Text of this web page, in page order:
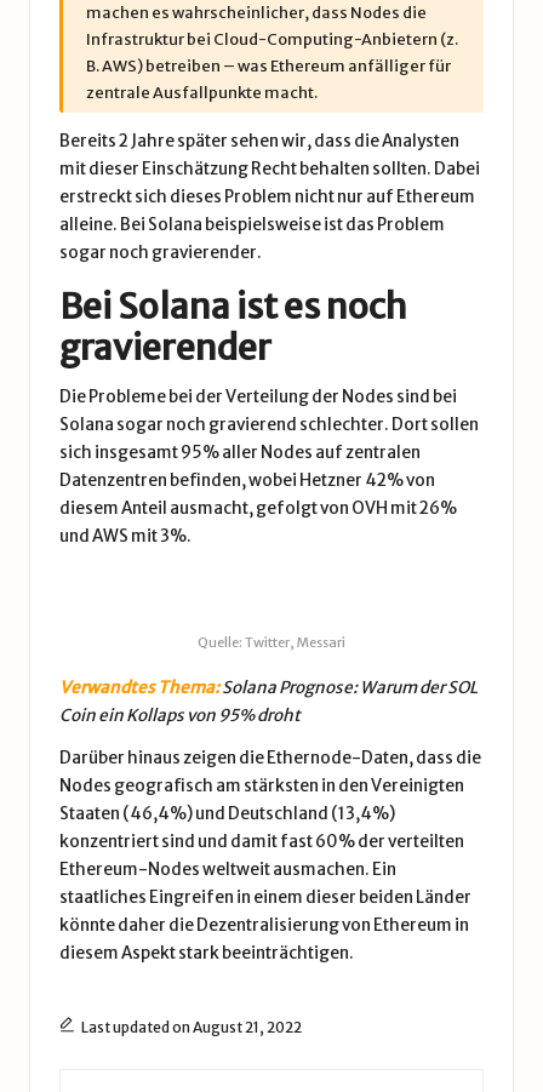
machen es wahrscheinlicher, dass Nodes die
Infrastruktur bei Cloud-Computing-Anbietern (z.
B. AWS) betreiben – was Ethereum anfälliger für
zentrale Ausfallpunkte macht.
Bereits 2 Jahre später sehen wir, dass die Analysten
mit dieser Einschätzung Recht behalten sollten. Dabei
erstreckt sich dieses Problem nicht nur auf Ethereum
alleine. Bei Solana beispielsweise ist das Problem
sogar noch gravierender.
Bei Solana ist es noch
gravierender
Die Probleme bei der Verteilung der Nodes sind bei
Solana sogar noch gravierend schlechter. Dort sollen
sich insgesamt 95% aller Nodes auf zentralen
Datenzentren befinden, wobei Hetzner 42% von
diesem Anteil ausmacht, gefolgt von OVH mit 26%
und AWS mit 3%.
Quelle: Twitter, Messari
Verwandtes Thema:Solana Prognose: Warum der SOL
Coin ein Kollaps von 95% droht
Darüber hinaus zeigen die Ethernode-Daten, dass die
Nodes geografisch am stärksten in den Vereinigten
Staaten (46,4%) und Deutschland (13,4%)
konzentriert sind und damit fast 60% der verteilten
Ethereum-Nodes weltweit ausmachen. Ein
staatliches Eingreifen in einem dieser beiden Länder
könnte daher die Dezentralisierung von Ethereum in
diesem Aspekt stark beeinträchtigen.
Last updated on August 21, 2022